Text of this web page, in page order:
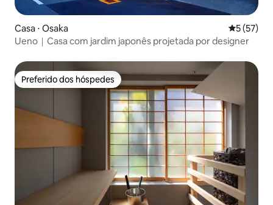
Casa ⋅ Osaka 5 de uma
5 (57)
Ueno｜Casa com jardim japonês projetada por designer
Preferido dos hóspedes
Preferido dos hóspedes